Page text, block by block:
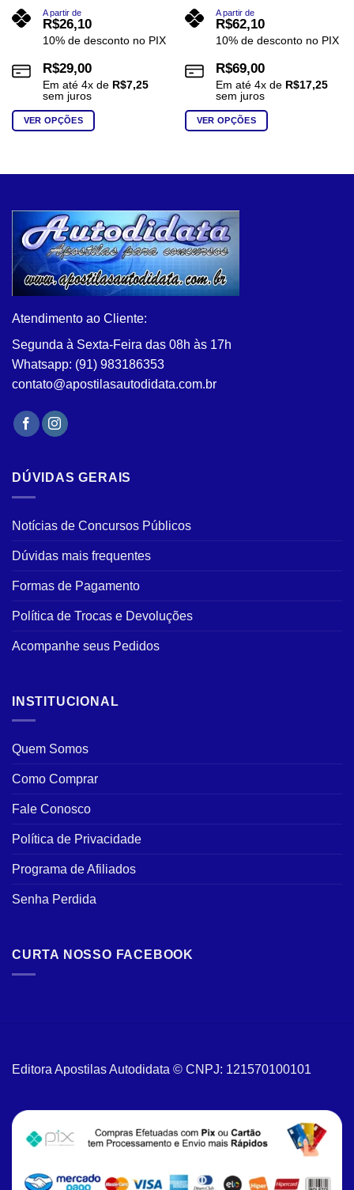
A partir de
R$26,10
10% de desconto no PIX
R$29,00
Em até 4x de R$7,25
sem juros
VER OPÇÕES
tem
opções
podem
ser
escolhidas
página
do
produto
A partir de
R$62,10
10% de desconto no PIX
R$69,00
Em até 4x de R$17,25
sem juros
VER OPÇÕES
tem
As
opções
podem
ser
escolhidas
do
Atendimento ao Cliente:
Segunda à Sexta-Feira das 08h às 17h
Whatsapp: (91) 983186353
contato@apostilasautodidata.com.br
DÚVIDAS GERAIS
Notícias de Concursos Públicos
Dúvidas mais frequentes
Formas de Pagamento
Política de Trocas e Devoluções
Acompanhe seus Pedidos
INSTITUCIONAL
Quem Somos
Como Comprar
Fale Conosco
Política de Privacidade
Programa de Afiliados
Senha Perdida
CURTA NOSSO FACEBOOK
Editora Apostilas Autodidata © CNPJ: 121570100101